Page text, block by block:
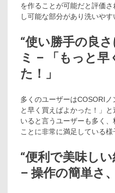
を作ることが可能だと評価
し可能な部分があり洗いやす
“使い勝手の良
ミ – 「もっと早
た！」
多くのユーザーはCOSORI
と早く買えばよかった！」
いると言うユーザーも多く
ことに非常に満足している様
“便利で美味し
– 操作の簡単さ